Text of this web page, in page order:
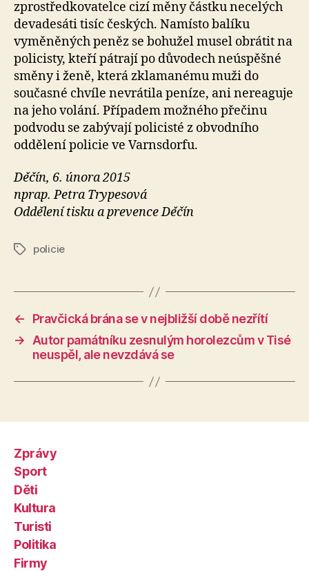
zprostředkovatelce cizí měny částku necelých
devadesáti tisíc českých. Namísto balíku
vyměněných peněz se bohužel musel obrátit na
policisty, kteří pátrají po důvodech neúspěšné
směny i ženě, která zklamanému muži do
současné chvíle nevrátila peníze, ani nereaguje
na jeho volání. Případem možného přečinu
podvodu se zabývají policisté z obvodního
oddělení policie ve Varnsdorfu.
Děčín, 6. února 2015
nprap. Petra Trypesová
Oddělení tisku a prevence Děčín
Štítkypolicie
←
Pravčická brána se v nejbližší době nezřítí
→
Autor památníku zesnulým horolezcům v Tisé
neuspěl, ale nevzdává se
Zprávy
Sport
Děti
Kultura
Turisti
Politika
Firmy